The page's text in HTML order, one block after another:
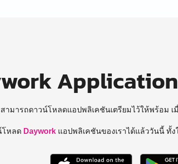
ามารถดาวน์โหลดแอปพลิเคชันเตรียมไว้ให้พร้อม เ
โหลด Daywork แอปพลิเคชันของเราได้แล้ววันนี้ ทั้ง